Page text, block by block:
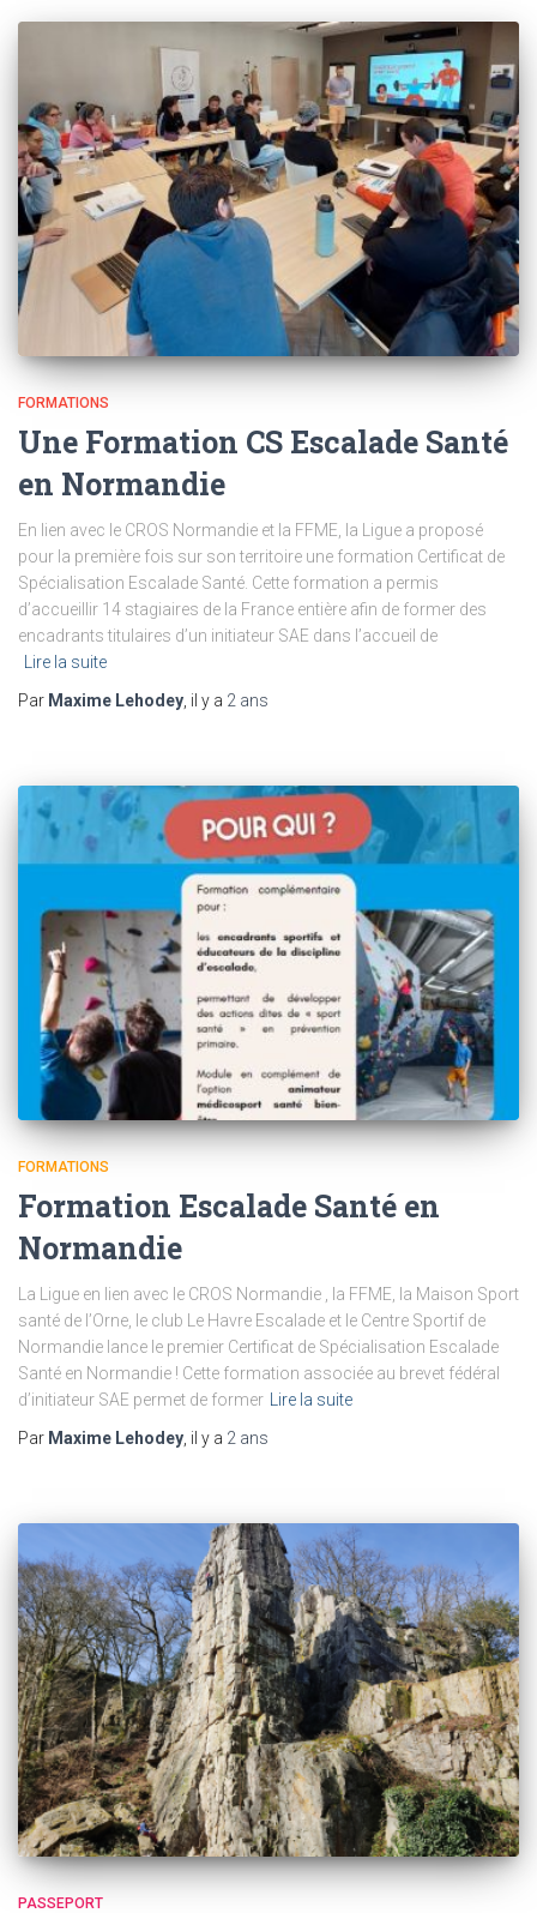
FORMATIONS
Une Formation CS Escalade Santé
en Normandie
En lien avec le CROS Normandie et la FFME, la Ligue a proposé
pour la première fois sur son territoire une formation Certificat de
Spécialisation Escalade Santé. Cette formation a permis
d’accueillir 14 stagiaires de la France entière afin de former des
encadrants titulaires d’un initiateur SAE dans l’accueil de
Lire la suite
Par Maxime Lehodey , il y a 2 ans
FORMATIONS
Formation Escalade Santé en
Normandie
La Ligue en lien avec le CROS Normandie , la FFME, la Maison Sport
santé de l’Orne, le club Le Havre Escalade et le Centre Sportif de
Normandie lance le premier Certificat de Spécialisation Escalade
Santé en Normandie ! Cette formation associée au brevet fédéral
d’initiateur SAE permet de former
Lire la suite
Par Maxime Lehodey , il y a 2 ans
PASSEPORT